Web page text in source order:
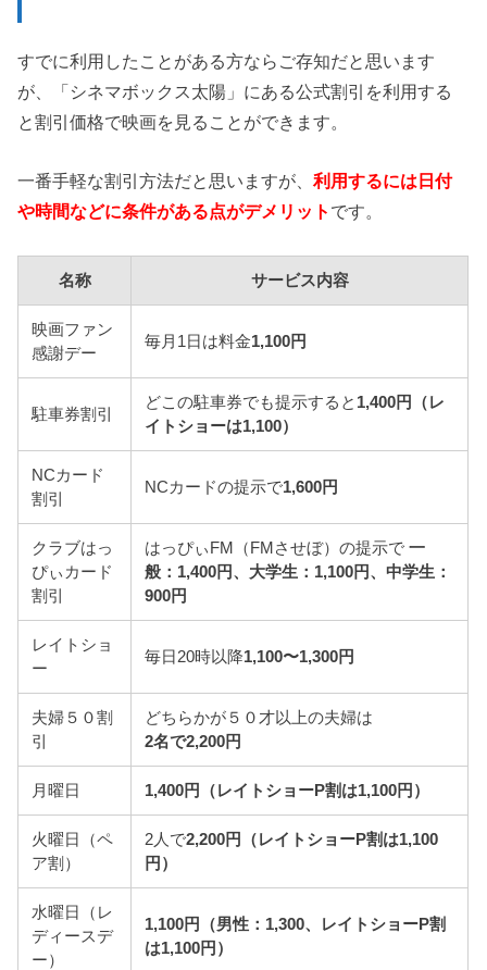
すでに利用したことがある方ならご存知だと思います
が、「シネマボックス太陽」にある公式割引を利用する
と割引価格で映画を見ることができます。
一番手軽な割引方法だと思いますが、利用するには日付
や時間などに条件がある点がデメリット です。
名称 サービス内容
映画ファン
感謝デー
毎月1日は料金1,100円
駐車券割引
どこの駐車券でも提示すると 1,400円（レ
イトショーは1,100）
NCカード
割引
NCカードの提示で1,600円
クラブはっ
ぴぃカード
割引
はっぴぃFM（FMさせぼ）の提示で一
般：1,400円、大学生：1,100円、中学生：
900円
レイトショ
ー
毎日20時以降1,100〜1,300円
夫婦５０割
引
どちらかが５０才以上の夫婦は
2名で2,200円
月曜日 1,400円（レイトショーP割は1,100円）
火曜日（ペ
ア割）
2人で2,200円（レイトショーP割は1,100
円）
水曜日（レ
ディースデ
ー）
1,100円（男性：1,300、レイトショーP割
は1,100円）